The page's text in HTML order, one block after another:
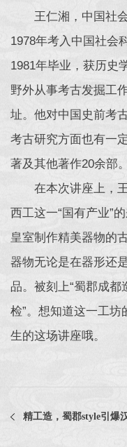
王仁湘，中国社
1978年考入中国社会
1981年毕业，获历史
野外从事考古发掘工
址。他对中国史前考
考古研究方面也有一
著及其他著作20余部。
在本次讲座上，
西工这一“国有产业”
皇室制作精美器物的
器物无论是在器形还
品。被刻上“蜀郡成都
检”。想知道这一工
生的这场讲座哦。